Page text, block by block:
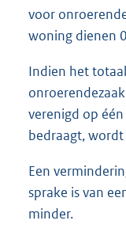
voor
woning dienen
Indien het
verenigd op
bedraagt, wordt
Een
sprake is van
minder.